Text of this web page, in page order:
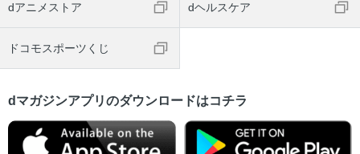
dアニメストア dヘルスケア
ドコモスポーツくじ
dマガジンアプリのダウンロードはコチラ